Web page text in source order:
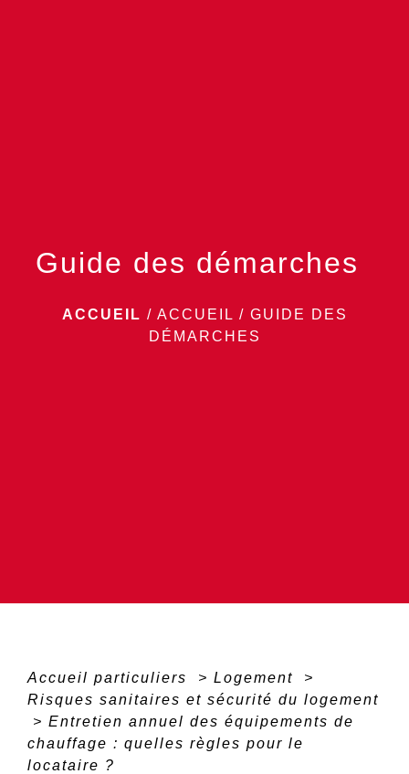
Guide des démarches
ACCUEIL / ACCUEIL / GUIDE DES
DÉMARCHES
Accueil particuliers > Logement
>
Risques sanitaires et sécurité du logement
> Entretien annuel des équipements de
chauffage : quelles règles pour le
locataire ?